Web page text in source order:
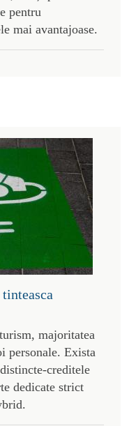
pentru
mai avantajoase.
majoritatea
personale. Exista
creditele
dedicate strict